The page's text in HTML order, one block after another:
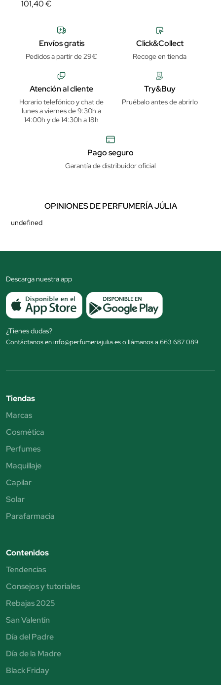
101,40 €
Envíos gratis
Pedidos a partir de 29€
Click&Collect
Recoge en tienda
Atención al cliente
Horario telefónico y chat de
lunes a viernes de 9:30h a
14:00h y de 14:30h a 18h
Try&Buy
Pruébalo antes de abrirlo
Pago seguro
Garantía de distribuidor oficial
OPINIONES DE PERFUMERÍA JÚLIA
undefined
Descarga nuestra app
¿Tienes dudas?
Contáctanos en info@perfumeriajulia.es o llámanos a 663 687 089
Tiendas
Marcas
Cosmética
Perfumes
Maquillaje
Capilar
Solar
Parafarmacia
Contenidos
Tendencias
Consejos y tutoriales
Rebajas 2025
San Valentín
Día del Padre
Día de la Madre
Black Friday